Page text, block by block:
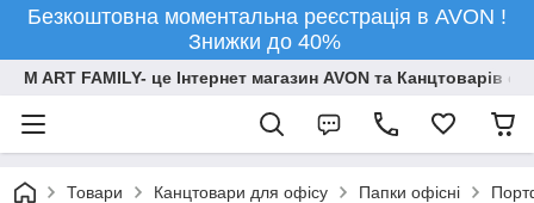
Безкоштовна моментальна реєстрація в AVON !
Знижки до 40%
M ART FAMILY- це Інтернет магазин AVON та Канцтоварів
Товари Канцтовари для офiсу Папки офісні